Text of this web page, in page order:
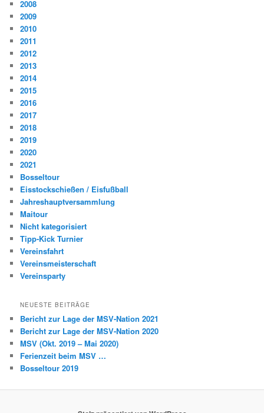
2008
2009
2010
2011
2012
2013
2014
2015
2016
2017
2018
2019
2020
2021
Bosseltour
Eisstockschießen / Eisfußball
Jahreshauptversammlung
Maitour
Nicht kategorisiert
Tipp-Kick Turnier
Vereinsfahrt
Vereinsmeisterschaft
Vereinsparty
NEUESTE BEITRÄGE
Bericht zur Lage der MSV-Nation 2021
Bericht zur Lage der MSV-Nation 2020
MSV (Okt. 2019 – Mai 2020)
Ferienzeit beim MSV …
Bosseltour 2019